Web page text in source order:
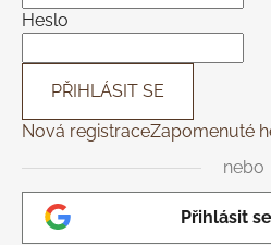
p
r
v
v
ý
p
i
s
Heslo
PŘIHLÁSIT SE
Nová registraceZapomenuté
nebo
Přihlásit